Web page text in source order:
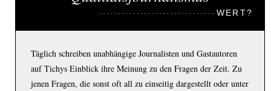
WERT?
Täglich schreiben unabhängige Journalisten und Gastautoren
auf Tichys Einblick ihre Meinung zu den Fragen der Zeit. Zu
jenen Fragen, die sonst oft all zu einseitig dargestellt oder unter